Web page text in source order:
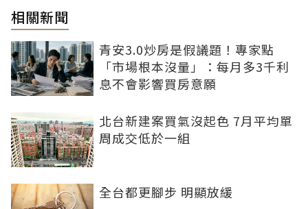
相關新聞
青安3.0炒房是假議題！專家點
「市場根本沒量」：每月多3千利
息不會影響買房意願
北台新建案買氣沒起色 7月平均單
周成交低於一組
全台都更腳步 明顯放緩